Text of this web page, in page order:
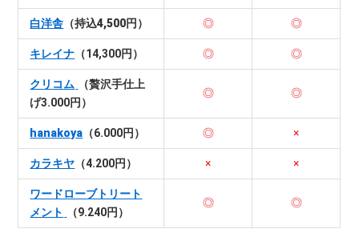
白洋舎 （持込4,500円） ◎ ◎
キレイナ （14,300円） ◎ ◎
クリコム
（贅沢手仕上
げ3.000円）
◎ ◎
hanakoya （6.000円） ◎ ×
カラキヤ （4.200円） × ×
ワードローブトリート
メント
（9.240円）
◎ ◎